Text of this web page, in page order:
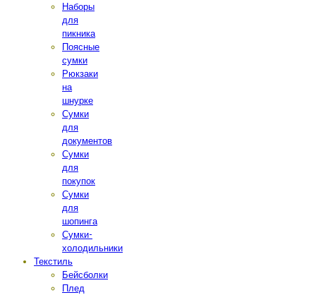
Наборы
для
пикника
Поясные
сумки
Рюкзаки
на
шнурке
Сумки
для
документов
Сумки
для
покупок
Сумки
для
шопинга
Сумки-
холодильники
Текстиль
Бейсболки
Плед